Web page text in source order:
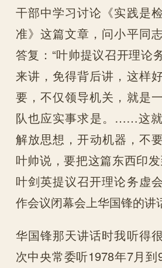
干部中学习讨论《实践是
准》这篇文章，问小平同
答复：“叶帅提议召开理论
来讲，免得背后讲，这样
要，不仅领导机关，就是
队也应实事求是。……这
解放思想，开动机器，不
叶帅说，要把这篇东西印
叶剑英提议召开理论务虚
作会议闭幕会上华国锋的讲
华国锋那天讲话时我听得
次中央常委听1978年7月